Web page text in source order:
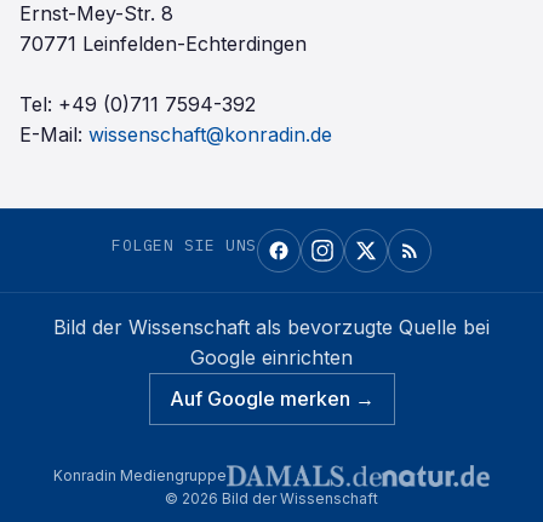
Ernst-Mey-Str. 8
70771 Leinfelden-Echterdingen
Tel: +49 (0)711 7594-392
E-Mail: wissenschaft@konradin.de
FOLGEN SIE UNS
Bild der Wissenschaft als bevorzugte Quelle bei
Google einrichten
Auf Google merken →
Konradin Mediengruppe
© 2026 Bild der Wissenschaft